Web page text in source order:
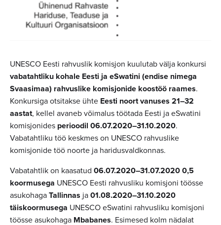
UNESCO Eesti rahvuslik komisjon kuulutab välja konkursi
vabatahtliku kohale Eesti ja eSwatini (endise nimega
Svaasimaa) rahvuslike komisjonide koostöö raames.
Konkursiga otsitakse ühte Eesti noort vanuses 21–32
aastat, kellel avaneb võimalus töötada Eesti ja eSwatini
komisjonides perioodil 06.07.2020–31.10.2020.
Vabatahtliku töö keskmes on UNESCO rahvuslike
komisjonide töö noorte ja haridusvaldkonnas.
Vabatahtlik on kaasatud 06.07.2020–31.07.2020 0,5
koormusega UNESCO Eesti rahvusliku komisjoni töösse
asukohaga Tallinnas ja 01.08.2020–31.10.2020
täiskoormusega UNESCO eSwatini rahvusliku komisjoni
töösse asukohaga Mbabanes. Esimesed kolm nädalat